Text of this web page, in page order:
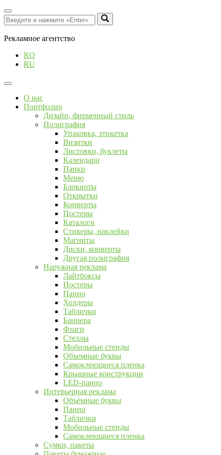
Рекламное агентство
RO
RU
О нас
Портфолио
Дизайн, фирменный стиль
Полиграфия
Упаковка, этикетка
Визитки
Листовки, буклеты
Календари
Папки
Меню
Блокноты
Открытки
Конверты
Постеры
Каталоги
Стикеры, наклейки
Магниты
Диски, конверты
Другая полиграфия
Наружная реклама
Лайтбоксы
Постеры
Панно
Холдеры
Таблички
Баннера
Флаги
Стеллы
Мобильные стенды
Объемные буквы
Самоклеющиеся пленка
Крышные конструкции
LED-панно
Интерьерная реклама
Объёмные буквы
Панно
Таблички
Мобильные стенды
Самоклеющиеся пленка
Сумки, пакеты